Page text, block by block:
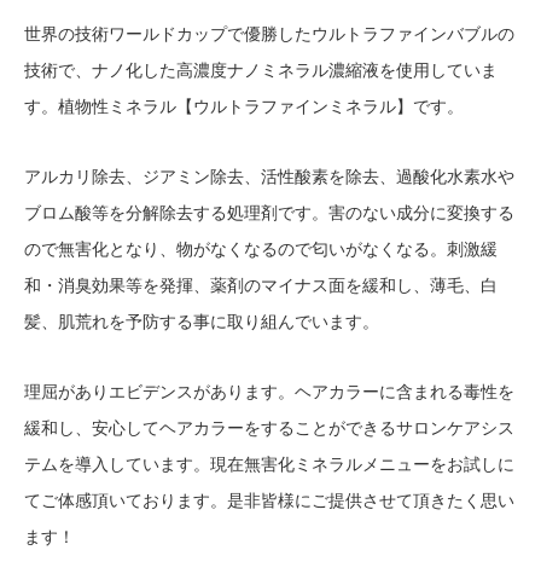
世界の技術ワールドカップで優勝したウルトラファインバブルの
技術で、ナノ化した高濃度ナノミネラル濃縮液を使用していま
す。植物性ミネラル【ウルトラファインミネラル】です。
アルカリ除去、ジアミン除去、活性酸素を除去、過酸化水素水や
ブロム酸等を分解除去する処理剤です。害のない成分に変換する
ので無害化となり、物がなくなるので匂いがなくなる。 刺激緩
和・消臭効果等を発揮、薬剤のマイナス面を緩和し、 薄毛、白
髪、肌荒れを予防する事に取り組んでいます。
理屈がありエビデンスがあります。 ヘアカラーに含まれる毒性を
緩和し、安心してヘアカラーをすることができるサロンケアシス
テムを導入しています。現在無害化ミネラルメニューをお試しに
てご体感頂いております。是非皆様にご提供させて頂きたく思い
ます！